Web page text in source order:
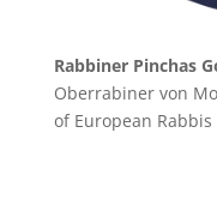
Rabbiner Pinchas
Oberrabiner von
of European Rabbis